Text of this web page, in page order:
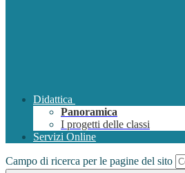
Didattica
Panoramica
I progetti delle classi
Servizi Online
Campo di ricerca per le pagine del sito